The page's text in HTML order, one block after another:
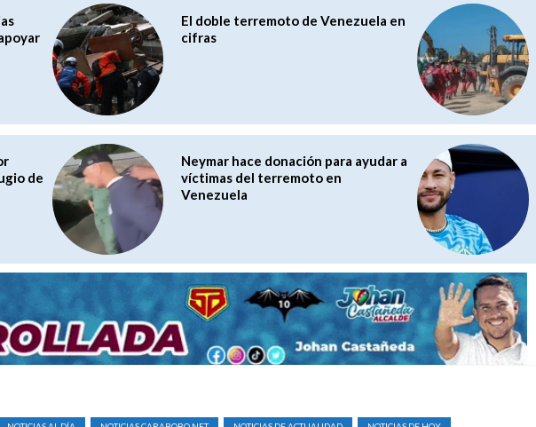
El doble terremoto de Venezuela en
cifras
de
Neymar hace donación para ayudar a
víctimas del terremoto en
Venezuela